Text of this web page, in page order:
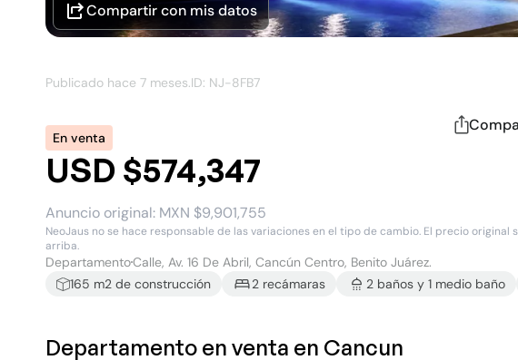
Compartir con mis datos
Publicado hace 7 meses.ID: NJ-8FB7
En venta
USD $574,347
Anuncio original: MXN $9,901,755
NeoJaus no se hace responsable de las variaciones en el tipo de cambio. El precio original
arriba.
DepartamentoCalle, Av. 16 De Abril, Cancún Centro, Benito Juárez.
165 m2 de construcción 2 recámaras 2 baños y 1 medio baño
Departamento en venta en Cancun